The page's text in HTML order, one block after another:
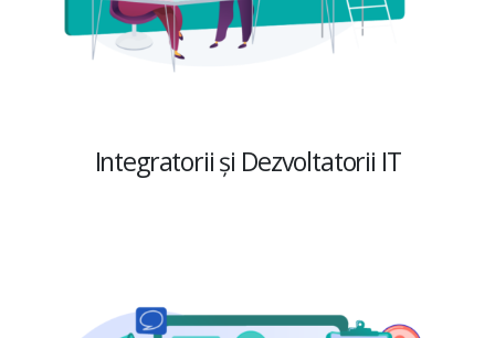
Integratorii și Dezvoltatorii IT